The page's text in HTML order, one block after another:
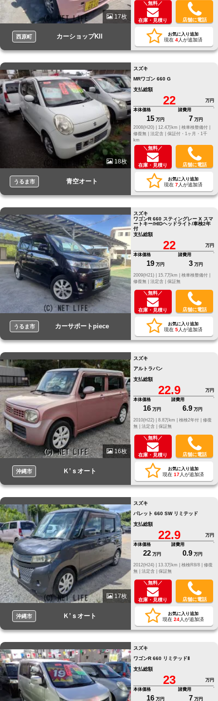
17枚
西原町 カーショップKII
＼無料／
在庫・見積り 店舗に電話
お気に入り追加
現在 4人が追加済
18枚
うるま市 青空オート
スズキ
MRワゴン 660 G
支払総額
22
万円
本体価格
15 万円
諸費用
7 万円
2008(H20) |
12.4万km |
検車検整備付 |
修復無 | 法定含 | 保証付・1ヶ月・1千
km
＼無料／
在庫・見積り 店舗に電話
お気に入り追加
現在 7人が追加済
うるま市 カーサポートpiece
スズキ
ワゴンR 660 スティングレー X スマ
ートキー/HIDヘッドライト/車検2年
付
支払総額
22
万円
本体価格
19 万円
諸費用
3 万円
修復無 | 法定含 | 保証無
＼無料／
在庫・見積り 店舗に電話
お気に入り追加
現在 5人が追加済
16枚
沖縄市 Ｋ’ｓオート
スズキ
アルトラパン
支払総額
22.9
万円
本体価格
16 万円
諸費用
6.9 万円
修復
無 | 法定含 | 保証無
＼無料／
在庫・見積り 店舗に電話
お気に入り追加
現在 17人が追加済
17枚
沖縄市 Ｋ’ｓオート
スズキ
パレット 660 SW リミテッド
支払総額
22.9
万円
本体価格
22 万円
諸費用
0.9 万円
修復
無 | 法定含 | 保証無
＼無料／
在庫・見積り 店舗に電話
お気に入り追加
現在 24人が追加済
スズキ
ワゴンR 660 リミテッドⅡ
支払総額
23
万円
本体価格
16 万円
諸費用
7 万円